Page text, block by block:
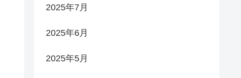
2025年7月
2025年6月
2025年5月